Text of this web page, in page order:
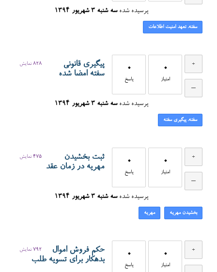
پرسیده شده سه شنبه ۳ شهریور ۱۳۹۴
سفته. تعهد امنیت اطلاعات
0
امتیاز
0
پاسخ
828 نمایش
پیگیری قانونی
سفته امضا شده
پرسیده شده سه شنبه ۳ شهریور ۱۳۹۴
سفته. پیگیری سفته
0
امتیاز
0
پاسخ
475 نمایش
ثبت بخشیدن
مهریه در زمان عقد
پرسیده شده سه شنبه ۳ شهریور ۱۳۹۴
بخشیدن مهریه مهریه
0
امتیاز
0
پاسخ
792 نمایش
حکم فروش اموال
بدهکار برای تسویه طلب